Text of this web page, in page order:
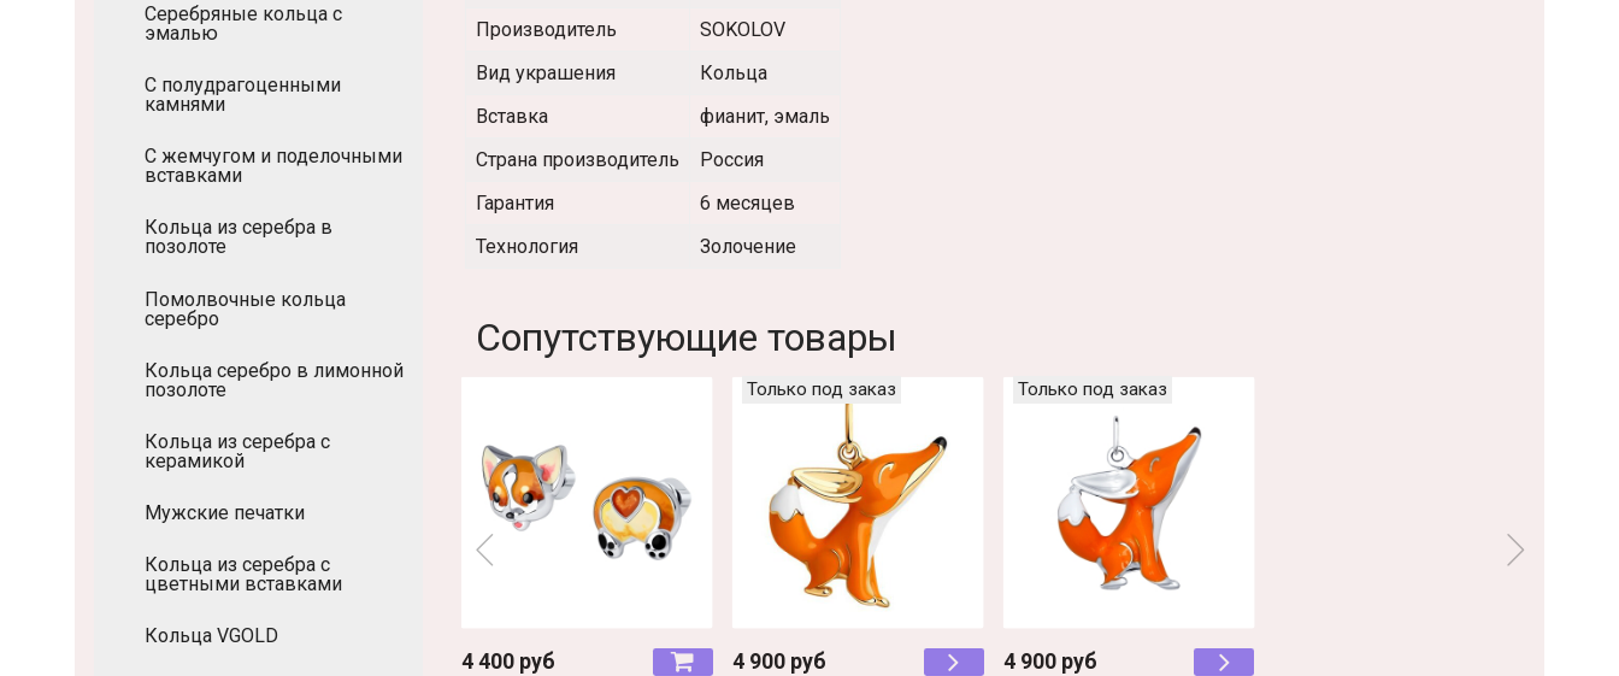
Производитель
SOKOLOV
Вид украшения
Кольца
Вставка
фианит, эмаль
Страна производитель
Россия
Гарантия
6 месяцев
Технология
Золочение
Сопутствующие товары
4 400 руб
Только под заказ
4 900 руб
Только под заказ
4 900 руб
Серебряные кольца с
эмалью
С полудрагоценными
камнями
С жемчугом и поделочными
вставками
Кольца из серебра в
позолоте
Помолвочные кольца
серебро
Кольца серебро в лимонной
позолоте
Кольца из серебра с
керамикой
Мужские печатки
Кольца из серебра с
цветными вставками
Кольца VGOLD